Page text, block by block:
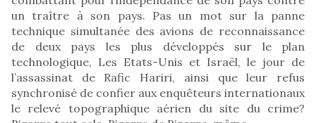
un traître à son pays. Pas un mot sur la panne
technique simultanée des avions de reconnaissance
de deux pays les plus développés sur le plan
technologique, Les Etats-Unis et Israël, le jour de
l’assassinat de Rafic Hariri, ainsi que leur refus
synchronisé de confier aux enquêteurs internationaux
le relevé topographique aérien du site du crime?